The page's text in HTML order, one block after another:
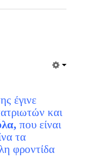
έγινε
και
που είναι
τα
φροντίδα